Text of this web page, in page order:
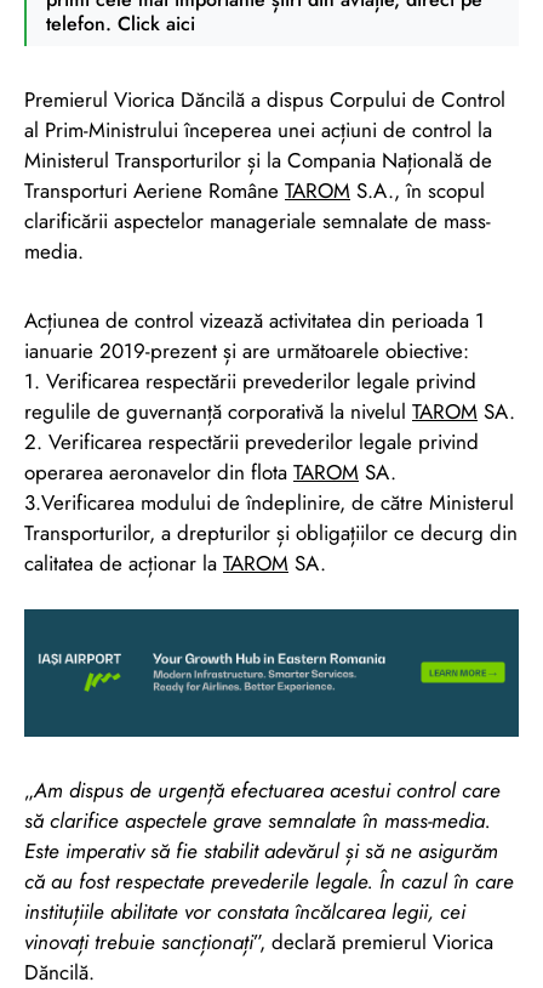
telefon. Click aici
Premierul Viorica Dăncilă a dispus Corpului de Control
al Prim-Ministrului începerea unei acțiuni de control la
Ministerul Transporturilor și la Compania Națională de
Transporturi Aeriene Române TAROM S.A., în scopul
clarificării aspectelor manageriale semnalate de mass-
media.
Acțiunea de control vizează activitatea din perioada 1
ianuarie 2019-prezent și are următoarele obiective:
1. Verificarea respectării prevederilor legale privind
regulile de guvernanță corporativă la nivelul TAROM SA.
2. Verificarea respectării prevederilor legale privind
operarea aeronavelor din flota TAROM SA.
3.Verificarea modului de îndeplinire, de către Ministerul
Transporturilor, a drepturilor și obligațiilor ce decurg din
calitatea de acționar la TAROM SA.
„Am dispus de urgență efectuarea acestui control care
să clarifice aspectele grave semnalate în mass-media.
Este imperativ să fie stabilit adevărul și să ne asigurăm
că au fost respectate prevederile legale. În cazul în care
instituțiile abilitate vor constata încălcarea legii, cei
vinovați trebuie sancționați”, declară premierul Viorica
Dăncilă.